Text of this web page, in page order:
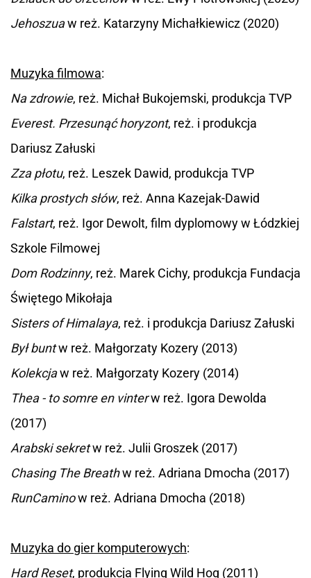
Jehoszuaw reż. Katarzyny Michałkiewicz (2020)
Muzyka filmowa:
Na zdrowie, reż. Michał Bukojemski, produkcja TVP
Everest. Przesunąć horyzont, reż. i produkcja
Dariusz Załuski
Zza płotu, reż. Leszek Dawid, produkcja TVP
Kilka prostych słów, reż. Anna Kazejak-Dawid
Falstart, reż. Igor Dewolt, film dyplomowy w Łódzkiej
Szkole Filmowej
Dom Rodzinny, reż. Marek Cichy, produkcja Fundacja
Świętego Mikołaja
Sisters of Himalaya, reż. i produkcja Dariusz Załuski
Był buntw reż. Małgorzaty Kozery (2013)
Kolekcjaw reż. Małgorzaty Kozery (2014)
Thea - to somre en vinterw reż. Igora Dewolda
(2017)
Arabski sekretw reż. Julii Groszek (2017)
Chasing The Breathw reż. Adriana Dmocha (2017)
RunCaminow reż. Adriana Dmocha (2018)
Muzyka do gier komputerowych:
Hard Reset, produkcja Flying Wild Hog (2011)